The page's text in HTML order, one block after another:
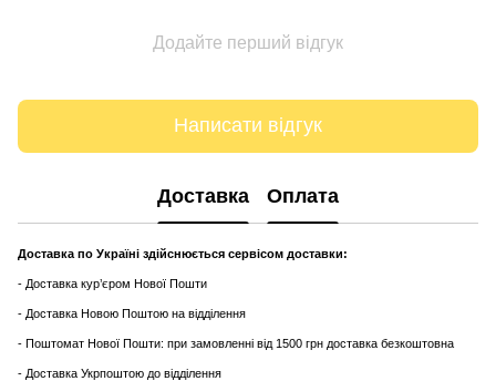
Додайте перший відгук
Написати відгук
Доставка Оплата
Доставка по Україні здійснюється сервісом доставки:
- Доставка кур’єром Нової Пошти
- Доставка Новою Поштою на відділення
- Поштомат Нової Пошти: при замовленні від 1500 грн доставка безкоштовна
- Доставка Укрпоштою до відділення